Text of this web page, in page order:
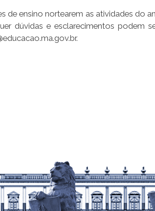
de ensino nortearem as atividades do
dúvidas e esclarecimentos podem